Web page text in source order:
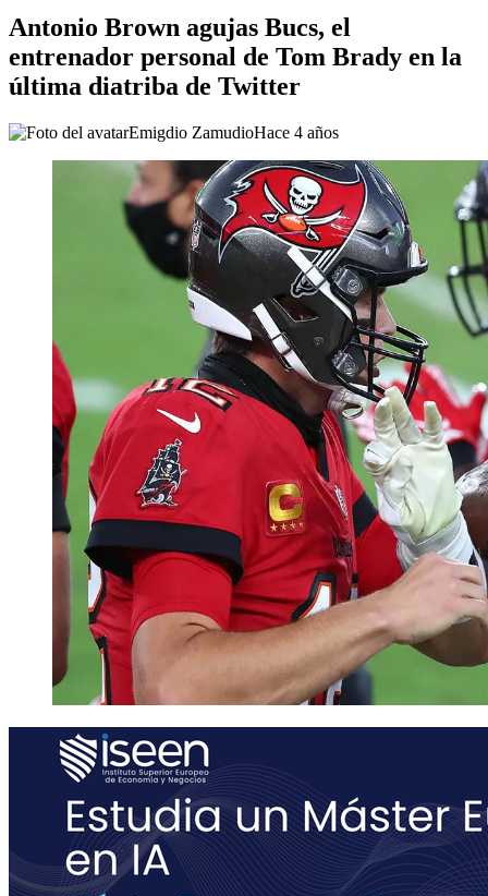
Antonio Brown agujas Bucs, el
entrenador personal de Tom Brady en la
última diatriba de Twitter
Emigdio ZamudioHace 4 años